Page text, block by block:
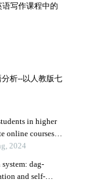
写作课程中的
析--以人教版七
in higher
online courses-
2024
dag-
and self-